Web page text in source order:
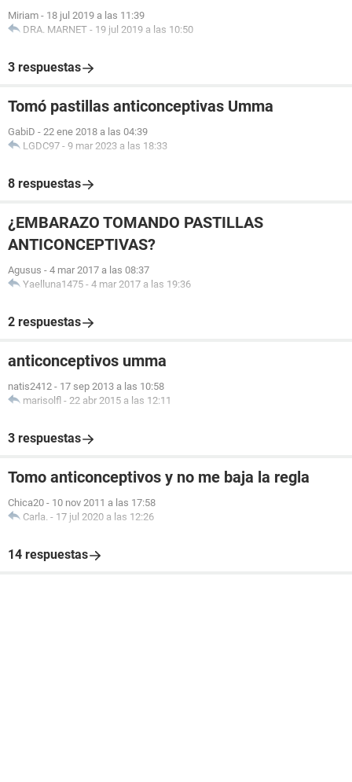
Miriam - 18 jul 2019 a las 11:39
DRA. MARNET - 19 jul 2019 a las 10:50
3 respuestas
Tomó pastillas anticonceptivas Umma
GabiD - 22 ene 2018 a las 04:39
LGDC97 - 9 mar 2023 a las 18:33
8 respuestas
¿EMBARAZO TOMANDO PASTILLAS
ANTICONCEPTIVAS?
Agusus - 4 mar 2017 a las 08:37
Yaelluna1475 - 4 mar 2017 a las 19:36
2 respuestas
anticonceptivos umma
natis2412 - 17 sep 2013 a las 10:58
marisolfl - 22 abr 2015 a las 12:11
3 respuestas
Tomo anticonceptivos y no me baja la regla
Chica20 - 10 nov 2011 a las 17:58
Carla. - 17 jul 2020 a las 12:26
14 respuestas